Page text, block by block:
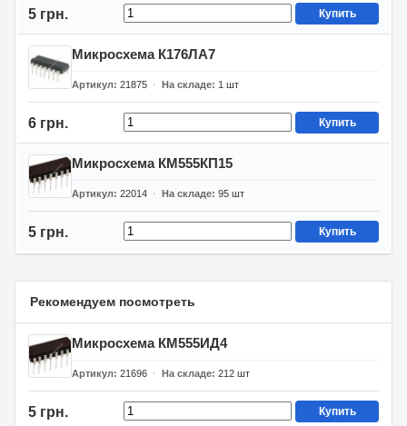
5 грн. Купить
Микросхема К176ЛА7
Артикул 21875 На складе 1 шт
6 грн. Купить
Микросхема КМ555КП15
Артикул 22014 На складе 95 шт
5 грн. Купить
Рекомендуем посмотреть
Микросхема КМ555ИД4
Артикул 21696 На складе 212 шт
5 грн. Купить